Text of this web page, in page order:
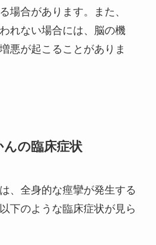
場合があります。また、
れない場合には、脳の機
悪が起こることがありま
んの臨床症状
、全身的な痙攣が発生する
下のような臨床症状が見ら